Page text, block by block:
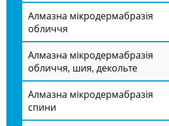
Алмазна мікродермабразія
обличчя
Алмазна мікродермабразія
обличчя, шия, декольте
Алмазна мікродермабразія
спини